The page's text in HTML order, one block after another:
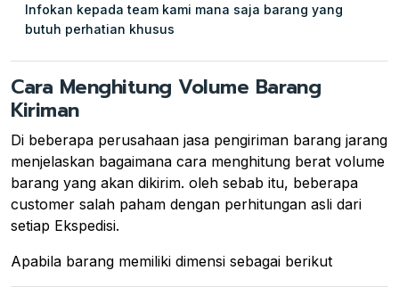
Infokan kepada team kami mana saja barang yang
butuh perhatian khusus
Cara Menghitung Volume Barang
Kiriman
Di beberapa perusahaan jasa pengiriman barang jarang
menjelaskan bagaimana cara menghitung berat volume
barang yang akan dikirim. oleh sebab itu, beberapa
customer salah paham dengan perhitungan asli dari
setiap Ekspedisi.
Apabila barang memiliki dimensi sebagai berikut